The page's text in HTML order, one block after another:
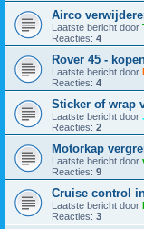
Airco
Laatste bericht door
Reacties: 4
Rover 45 -
Laatste bericht door
Reacties: 4
Sticker of wrap
Laatste bericht door
Reacties: 2
Motorkap
Laatste bericht door
Reacties: 9
Cruise control
Laatste bericht door
Reacties: 3